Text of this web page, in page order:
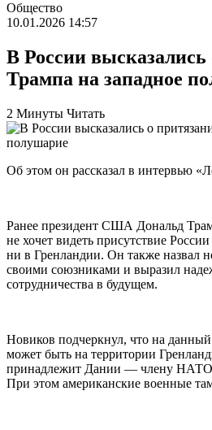
Общество
10.01.2026 14:57
В России высказались
Трампа на западное
2 Минуты Читать
Об этом он рассказал в интервью
Ранее президент США Дональд
не хочет видеть присутствие
ни в Гренландии. Он также назвал
своими союзниками и выразил
сотрудничества в будущем.
Новиков подчеркнул, что на
может быть на территории
принадлежит Дании — члену
При этом американские военные